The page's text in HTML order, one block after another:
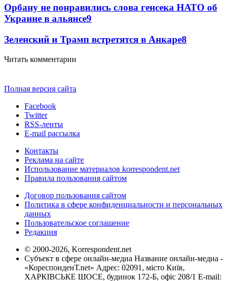
Орбану не понравились слова генсека НАТО об
Украине в альянсе9
Зеленский и Трамп встретятся в Анкаре8
Читать комментарии
Полная версия сайта
Facebook
Twitter
RSS-ленты
E-mail рассылка
Контакты
Реклама на сайте
Использование материалов korrespondent.net
Правила пользования сайтом
Договор пользования сайтом
Политика в сфере конфиденциальности и персональных
данных
Пользовательское соглашение
Редакция
© 2000-2026, Korrespondent.net
Субъект в сфере онлайн-медиа Название онлайн-медиа -
«КореспонденТ.net» Адрес: 02091, місто Київ,
ХАРКІВСЬКЕ ШОСЕ, будинок 172-Б, офіс 208/1 E-mail: